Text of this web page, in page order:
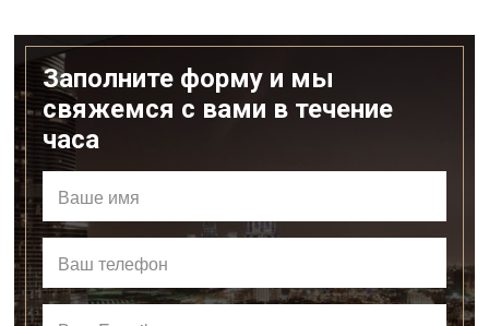
Заполните форму и мы
свяжемся с вами в течение
часа